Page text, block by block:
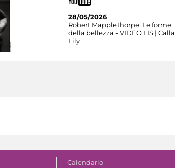
28/05/2026
Robert Mapplethorpe. Le forme
della bellezza - VIDEO LIS | Calla
Lily
Calendario